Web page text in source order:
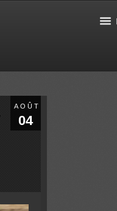
AOÛT
04